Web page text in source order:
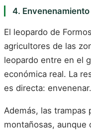
4.
El leopardo de
agricultores de las
leopardo entre en el
económica real. La
es directa: envenenar.
Además, las trampas
montañosas, aunque